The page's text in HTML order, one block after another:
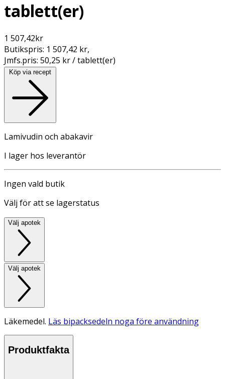
tablett(er)
1 507,42kr
Butikspris: 1 507,42 kr,
Jmfs.pris: 50,25 kr / tablett(er)
Köp via recept
Lamivudin och abakavir
I lager hos leverantör
Ingen vald butik
Välj för att se lagerstatus
Välj apotek
Välj apotek
Läkemedel. Läs bipacksedeln noga före användning
Produktfakta